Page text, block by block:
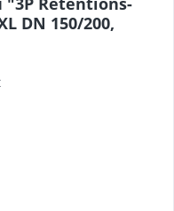
DN 150/200,